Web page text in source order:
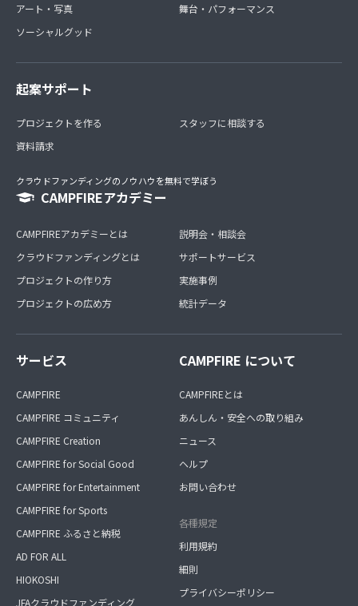
アート・写真
ソーシャルグッド
舞台・パフォーマンス
起案サポート
プロジェクトを作る
資料請求
スタッフに相談する
クラウドファンディングのノウハウを無料で学ぼう
CAMPFIREアカデミー
CAMPFIREアカデミーとは
クラウドファンディングとは
プロジェクトの作り方
プロジェクトの広め方
説明会・相談会
サポートサービス
実施事例
統計データ
サービス
CAMPFIRE
CAMPFIRE コミュニティ
CAMPFIRE Creation
CAMPFIRE for Social Good
CAMPFIRE for Entertainment
CAMPFIRE for Sports
CAMPFIRE ふるさと納税
AD FOR ALL
HIOKOSHI
JFAクラウドファンディング
CAMPFIRE について
CAMPFIREとは
あんしん・安全への取り組み
ニュース
ヘルプ
お問い合わせ
各種規定
利用規約
細則
プライバシーポリシー